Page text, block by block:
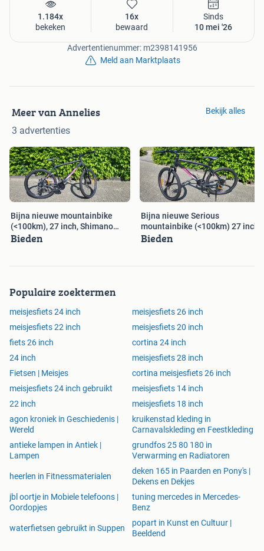
1.184x
bekeken
16x
bewaard
Sinds
10 mei '26
Advertentienummer: m2398141956
Meld aan Marktplaats
Meer van Annelies
3 advertenties
Bekijk alles
Bijna nieuwe mountainbike
(<100km), 27 inch, Shimano
Tourney
Bieden
Bijna nieuwe Serious
mountainbike (<100km) 27 inch
Bieden
Populaire zoektermen
meisjesfiets 24 inch
meisjesfiets 26 inch
meisjesfiets 22 inch
meisjesfiets 20 inch
fiets 26 inch
cortina 24 inch
24 inch
meisjesfiets 28 inch
Fietsen | Meisjes
cortina meisjesfiets 26 inch
meisjesfiets 24 inch gebruikt
meisjesfiets 14 inch
22 inch
meisjesfiets 18 inch
agon kroniek in Geschiedenis |
Wereld
kruikenstad kleding in
Carnavalskleding en Feestkleding
antieke lampen in Antiek |
Lampen
grundfos 25 80 180 in
Verwarming en Radiatoren
heerlen in Fitnessmaterialen
deken 165 in Paarden en Pony's |
Dekens en Dekjes
jbl oortje in Mobiele telefoons |
Oordopjes
tuning mercedes in Mercedes-
Benz
waterfietsen gebruikt in Suppen
popart in Kunst en Cultuur |
Beeldend